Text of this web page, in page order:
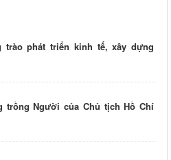
phát triển kinh tế, xây dựng
Người của Chủ tịch Hồ Chí